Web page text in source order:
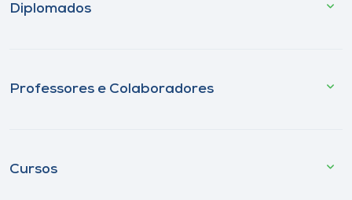
Diplomados
Professores e Colaboradores
Cursos